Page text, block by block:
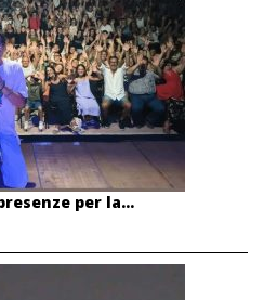
per la...